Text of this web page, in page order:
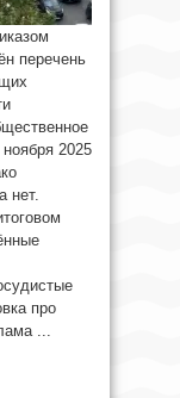
перечень
2025
нет.
про
...